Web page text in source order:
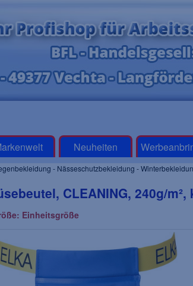
Neuheiten
- Nässeschutzbekleidung -
CLEANING, 240g/m²,
Einheitsgröße